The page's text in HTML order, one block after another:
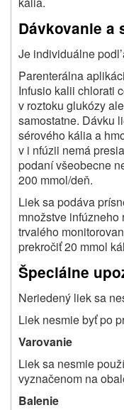
Dávkovanie a
Je individuálne
Parenterálna
Infusio kalii chlorati
v roztoku glukózy
samostatne. Dávku
sérového kália a
v i nfúzii nemá
podaní všeobecne
200 mmol/deň.
Liek sa podáva
množstve
trvalého
prekročiť 20 mmol
Špeciálne
Neriedený liek sa
Liek nesmie byť po
Varovanie
Liek sa nesmie
vyznačenom na
Balenie